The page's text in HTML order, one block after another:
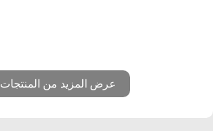
عرض المزيد من المنتجات